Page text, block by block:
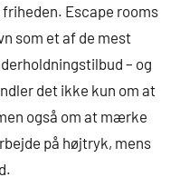
friheden. Escape rooms
som et af de mest
– og
det ikke kun om at
også om at mærke
på højtryk, mens